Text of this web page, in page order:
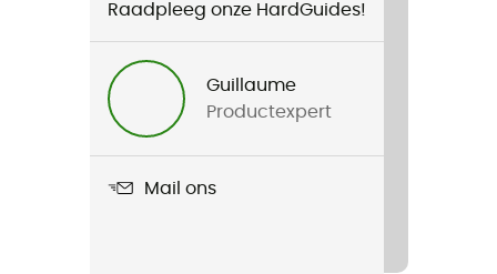
Katelyn Crest™ Jacket
Raadpleeg onze HardGuides!
Guillaume
Productexpert
Mail ons